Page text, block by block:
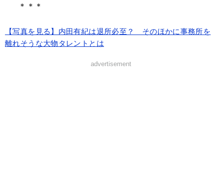
＊＊＊
【写真を見る】内田有紀は退所必至？ そのほかに事務所を
離れそうな大物タレントとは
advertisement